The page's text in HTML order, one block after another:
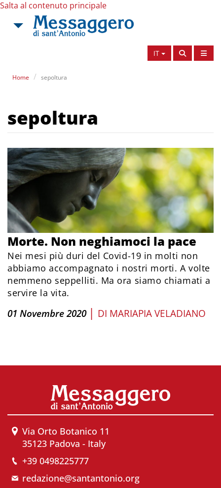
Salta al contenuto principale
IT
Home sepoltura
sepoltura
Morte. Non neghiamoci la pace
Nei mesi più duri del Covid-19 in molti non
abbiamo accompagnato i nostri morti. A volte
nemmeno seppelliti. Ma ora siamo chiamati a
servire la vita.
01 Novembre 2020 | DI MARIAPIA VELADIANO
Via Orto Botanico 11
35123 Padova - Italy
+39 0498225777
redazione@santantonio.org